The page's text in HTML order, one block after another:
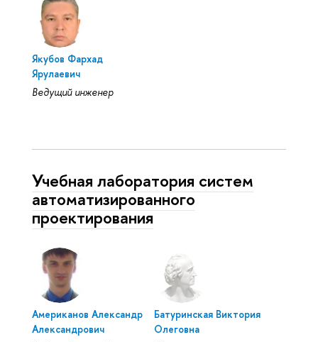
Якубов Фархад
Ярулаевич
Ведущий инженер
Учебная лаборатория систем
автоматизированного
проектирования
Американов Александр
Александрович
Батуринская Виктория
Олеговна